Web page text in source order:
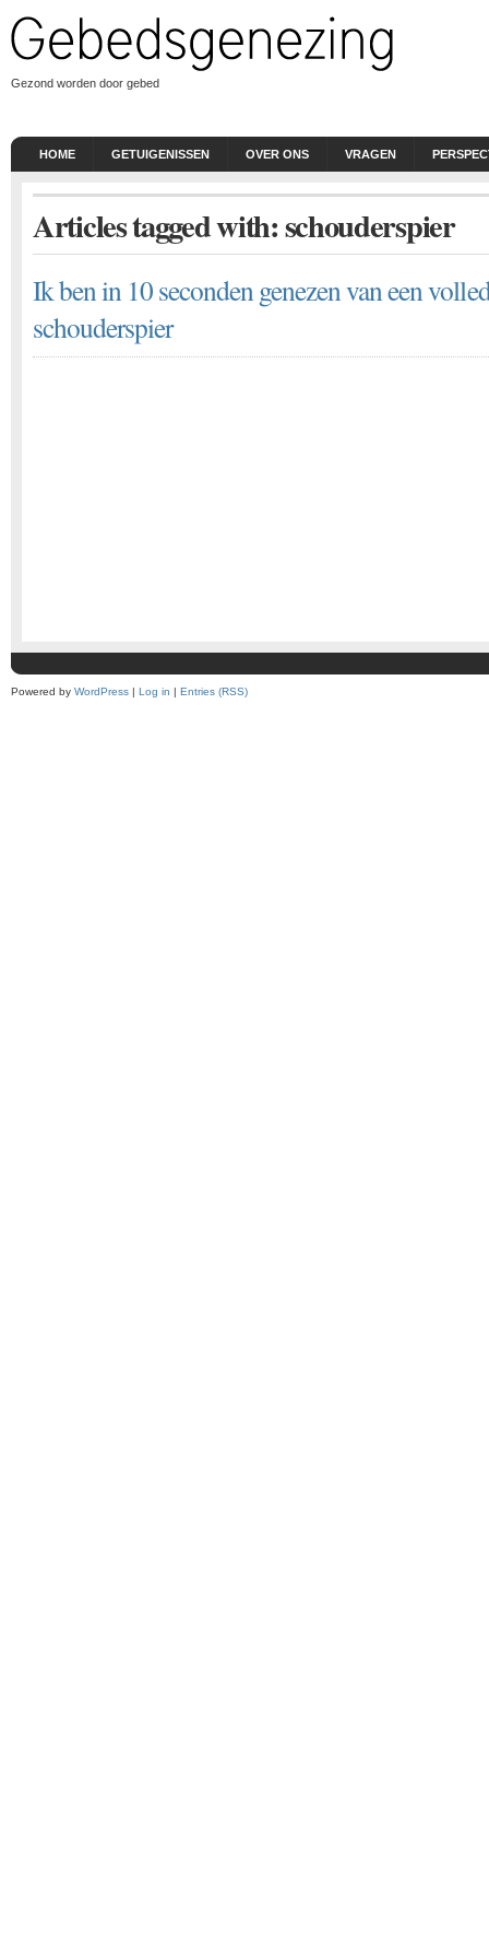
Gezond worden door gebed
HOME GETUIGENISSEN OVER ONS VRAGEN
Articles tagged with: schouderspier
Ik ben in 10 seconden genezen van een
schouderspier
Powered by WordPress | Log in | Entries (RSS)